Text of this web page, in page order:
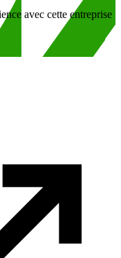
avec cette entreprise